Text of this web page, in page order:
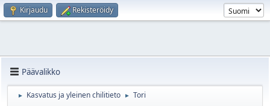
Kirjaudu Rekisteröidy
Päävalikko
► Kasvatus ja yleinen chilitieto ► Tori